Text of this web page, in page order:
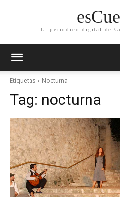
El periódico digital de
Etiquetas Nocturna
Tag: nocturna